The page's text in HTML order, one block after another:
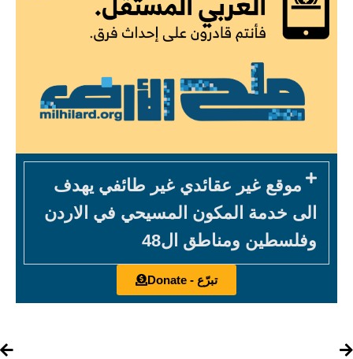
موقع غير عقائدي غير طائفي يهدف
الى خدمة المكون المسيحي في الاردن
وفلسطين ومناطق ال48
تبرّع - Donate